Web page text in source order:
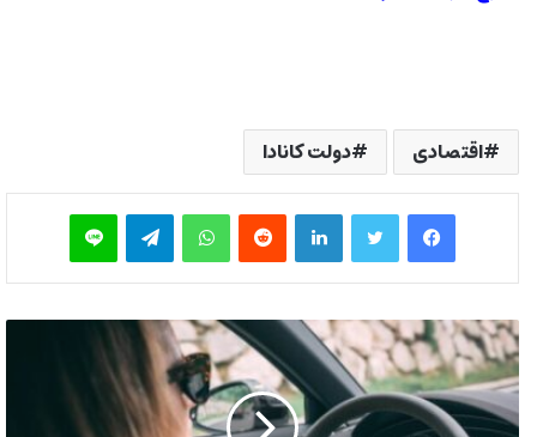
اقتصادی دولت کانادا
فیس بوک توییتر لینکدین‫رددیت واتس آپ تلگرام لاین